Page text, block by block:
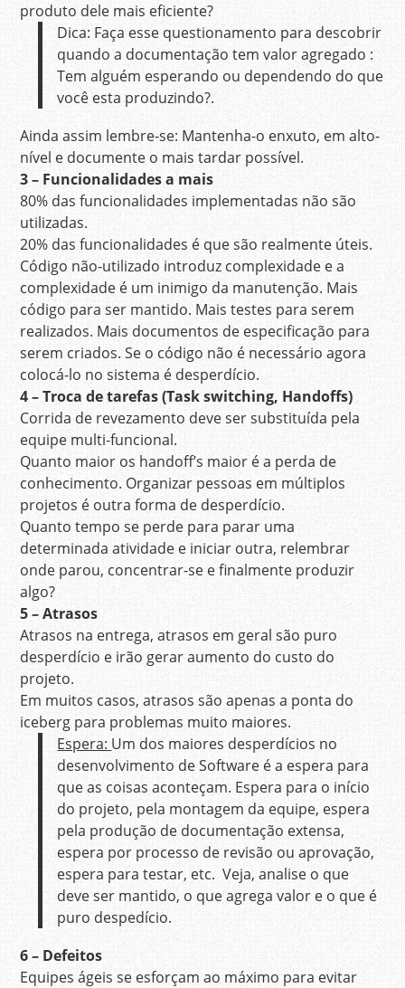
produto dele mais eficiente?
Dica: Faça esse questionamento para descobrir
quando a documentação tem valor agregado :
Tem alguém esperando ou dependendo do que
você esta produzindo?.
Ainda assim lembre-se: Mantenha-o enxuto, em alto-
nível e documente o mais tardar possível.
3 – Funcionalidades a mais
80% das funcionalidades implementadas não são
utilizadas.
20% das funcionalidades é que são realmente úteis.
Código não-utilizado introduz complexidade e a
complexidade é um inimigo da manutenção. Mais
código para ser mantido. Mais testes para serem
realizados. Mais documentos de especificação para
serem criados. Se o código não é necessário agora
colocá-lo no sistema é desperdício.
4 – Troca de tarefas (Task switching, Handoffs)
Corrida de revezamento deve ser substituída pela
equipe multi-funcional.
Quanto maior os handoff’s maior é a perda de
conhecimento. Organizar pessoas em múltiplos
projetos é outra forma de desperdício.
Quanto tempo se perde para parar uma
determinada atividade e iniciar outra, relembrar
onde parou, concentrar-se e finalmente produzir
algo?
5 – Atrasos
Atrasos na entrega, atrasos em geral são puro
desperdício e irão gerar aumento do custo do
projeto.
Em muitos casos, atrasos são apenas a ponta do
iceberg para problemas muito maiores.
Espera: Um dos maiores desperdícios no
desenvolvimento de Software é a espera para
que as coisas aconteçam. Espera para o início
do projeto, pela montagem da equipe, espera
pela produção de documentação extensa,
espera por processo de revisão ou aprovação,
espera para testar, etc. Veja, analise o que
deve ser mantido, o que agrega valor e o que é
puro despedício.
6 – Defeitos
Equipes ágeis se esforçam ao máximo para evitar